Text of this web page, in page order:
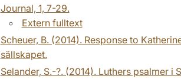
Journal, 1, 7-29.
Extern fulltext
Scheuer, B. (2014). Response to
sällskapet.
Selander, S.-?. (2014). Luthers psalmer